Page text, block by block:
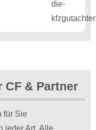
CF & Partner
für Sie
jeder Art. Alle